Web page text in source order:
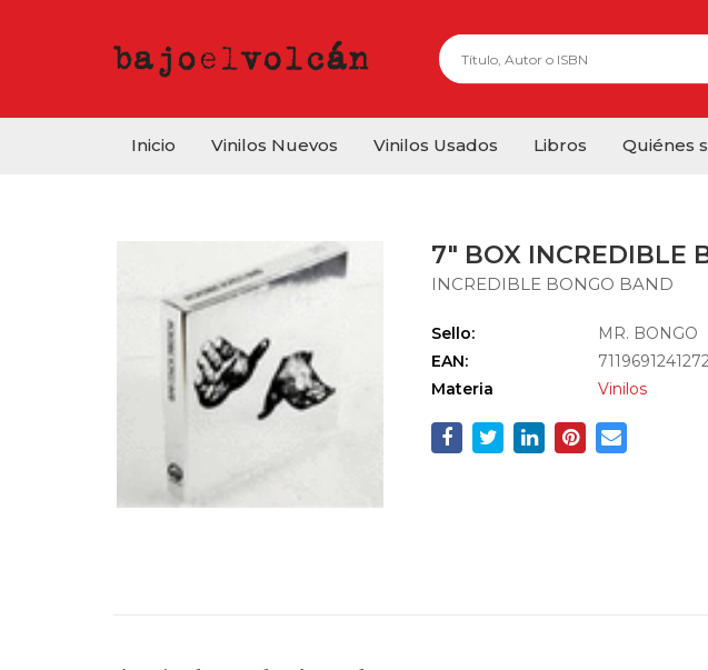
Inicio Vinilos Nuevos Vinilos Usados Libros Quiénes
7" BOX INCREDIBLE
INCREDIBLE BONGO BAND
Sello:
MR. BONGO
EAN:
Materia
Vinilos